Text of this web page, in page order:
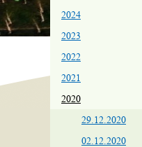
2024
2023
2022
2021
2020
29.12.2020
02.12.2020